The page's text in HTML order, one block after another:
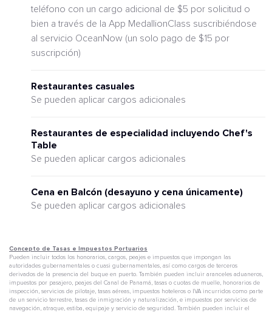
teléfono con un cargo adicional de $5 por solicitud o
bien a través de la App MedallionClass suscribiéndose
al servicio OceanNow (un solo pago de $15 por
suscripción)
Restaurantes casuales
Se pueden aplicar cargos adicionales
Restaurantes de especialidad incluyendo Chef's
Table
Se pueden aplicar cargos adicionales
Cena en Balcón (desayuno y cena únicamente)
Se pueden aplicar cargos adicionales
Concepto de Tasas e Impuestos Portuarios
Pueden incluir todos los honorarios, cargos, peajes e impuestos que impongan las
autoridades gubernamentales o cuasi gubernamentales, así como cargos de terceros
derivados de la presencia del buque en puerto. También pueden incluir aranceles aduaneros,
impuestos por pasajero, peajes del Canal de Panamá, tasas o cuotas de muelle, honorarios de
inspección, servicios de pilotaje, tasas aéreas, impuestos hoteleros o IVA incurridos como parte
de un servicio terrestre, tasas de inmigración y naturalización, e impuestos por servicios de
navegación, atraque, estiba, equipaje y servicio de seguridad. También pueden incluir el